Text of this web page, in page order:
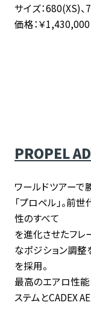
サイズ：680(XS)
価格：￥1,430,000
PROPEL
ワールドツアー
「プロペル」。前
性のすべて
を進化させたフレ
なポジション調整
を採用。
最高のエアロ性能
ステムとCADEX